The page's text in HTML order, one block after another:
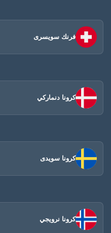
فرنك سويسرى
كرونا دنماركي
كرونا سويدى
كرونا نرويجي